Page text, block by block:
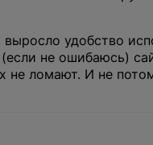
удобство
не ошибаюсь)
ломают. И не